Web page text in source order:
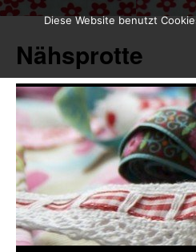
springen
Nähsprotte
Diese Website benutzt